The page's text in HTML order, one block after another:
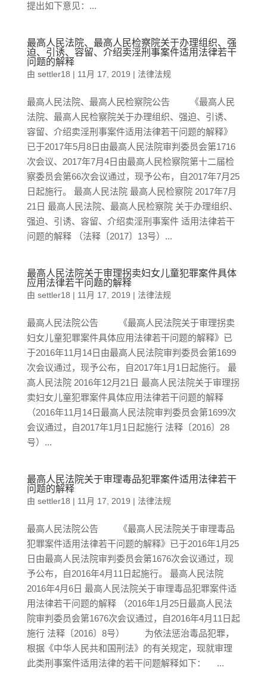
提出如下意见：...
最高人民法院、最高人民检察院关于办理组织、强
迫、引诱、容留、介绍卖淫刑事案件适用法律若干
问题的解释
由 settler18 | 11月 17, 2019 | 法律法规
最高人民法院、最高人民检察院公告 《最高人民
法院、最高人民检察院关于办理组织、强迫、引诱、
容留、介绍卖淫刑事案件适用法律若干问题的解释》
已于2017年5月8日由最高人民法院审判委员会第1716
次会议、2017年7月4日由最高人民检察院第十二届检
察委员会第66次会议通过，现予公布，自2017年7月25
日起施行。 最高人民法院 最高人民检察院 2017年7月
21日 最高人民法院、最高人民检察院 关于办理组织、
强迫、引诱、容留、介绍卖淫刑事案件 适用法律若干
问题的解释 （法释〔2017〕13号）...
最高人民法院关于审理拐卖妇女儿童犯罪案件具体
应用法律若干问题的解释
由 settler18 | 11月 17, 2019 | 法律法规
最高人民法院公告 《最高人民法院关于审理拐卖
妇女儿童犯罪案件具体应用法律若干问题的解释》已
于2016年11月14日由最高人民法院审判委员会第1699
次会议通过，现予公布，自2017年1月1日起施行。 最
高人民法院 2016年12月21日 最高人民法院关于审理拐
卖妇女儿童犯罪案件具体应用法律若干问题的解释
（2016年11月14日最高人民法院审判委员会第1699次
会议通过，自2017年1月1日起施行 法释〔2016〕28
号）...
最高人民法院关于审理毒品犯罪案件适用法律若干
问题的解释
由 settler18 | 11月 17, 2019 | 法律法规
最高人民法院公告 《最高人民法院关于审理毒品
犯罪案件适用法律若干问题的解释》已于2016年1月25
日由最高人民法院审判委员会第1676次会议通过，现
予公布，自2016年4月11日起施行。 最高人民法院
2016年4月6日 最高人民法院关于审理毒品犯罪案件适
用法律若干问题的解释 （2016年1月25日最高人民法
院审判委员会第1676次会议通过，自2016年4月11日起
施行 法释〔2016〕8号） 为依法惩治毒品犯罪，
根据《中华人民共和国刑法》的有关规定，现就审理
此类刑事案件适用法律的若干问题解释如下： ...